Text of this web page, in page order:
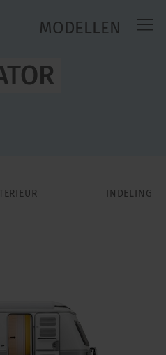
MODELLEN
INDELING